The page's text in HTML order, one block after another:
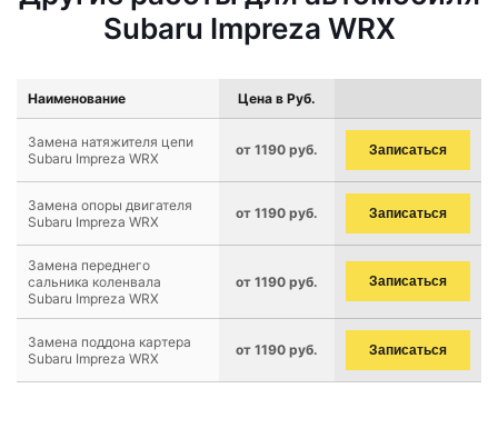
Subaru Impreza WRX
Наименование Цена в Руб.
Замена натяжителя цепи
Subaru Impreza WRX
от 1190 руб. Записаться
Замена опоры двигателя
Subaru Impreza WRX
от 1190 руб. Записаться
Замена переднего
сальника коленвала
Subaru Impreza WRX
от 1190 руб. Записаться
Замена поддона картера
Subaru Impreza WRX
от 1190 руб. Записаться